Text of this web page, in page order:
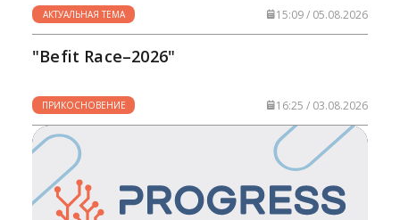
АКТУАЛЬНАЯ ТЕМА 15:09 / 05.08.2026
"Befit Race–2026"
ПРИКОСНОВЕНИЕ 16:25 / 03.08.2026